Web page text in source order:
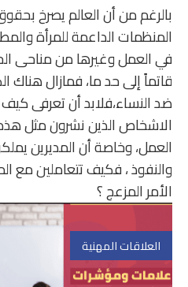
بالرغم من أن العالم يصرخ
المنظمات الداعمة للمرأة
في العمل وغيرها من مناحى
قاتماً إلى حد ما، فمازال هناك
ضد النساء،فلابد أن تعرفى
الاشخاص الذين نشرون مثل
العمل، وخاصة أن المديرين
والنفوذ ، فكيف تتعاملين مع
الأمر المزعج ؟
العلاقات المهنية